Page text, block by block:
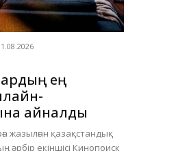
ең
айналды
жазылған қазақстандық
әрбір екіншісі Кинопоиск